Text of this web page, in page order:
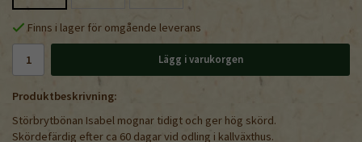
Finns i lager för omgående leverans
Lägg i varukorgen
Produktbeskrivning:
Störbrytbönan Isabel mognar tidigt och ger hög skörd.
Skördefärdig efter ca 60 dagar vid odling i kallväxthus.